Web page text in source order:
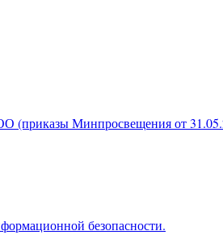
Минпросвещения от
безопасности.